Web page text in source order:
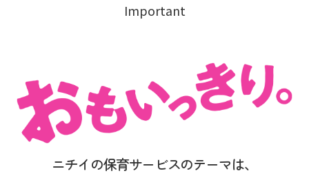
Important
ニチイの保育サービスのテーマは、